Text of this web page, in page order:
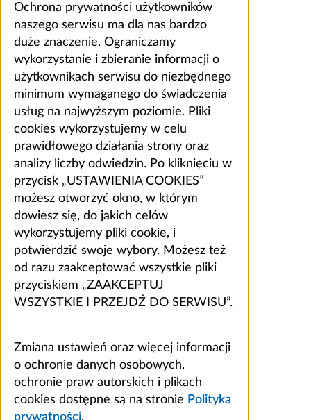
Ochrona prywatności użytkowników
naszego serwisu ma dla nas bardzo
duże znaczenie. Ograniczamy
wykorzystanie i zbieranie informacji o
użytkownikach serwisu do niezbędnego
minimum wymaganego do świadczenia
usług na najwyższym poziomie. Pliki
cookies wykorzystujemy w celu
prawidłowego działania strony oraz
analizy liczby odwiedzin. Po kliknięciu w
przycisk „USTAWIENIA COOKIES”
możesz otworzyć okno, w którym
dowiesz się, do jakich celów
wykorzystujemy pliki cookie, i
potwierdzić swoje wybory. Możesz też
od razu zaakceptować wszystkie pliki
przyciskiem „ZAAKCEPTUJ
WSZYSTKIE I PRZEJDŹ DO SERWISU”.
Zmiana ustawień oraz więcej informacji
o ochronie danych osobowych,
ochronie praw autorskich i plikach
cookies dostępne są na stronie Polityka
prywatności.